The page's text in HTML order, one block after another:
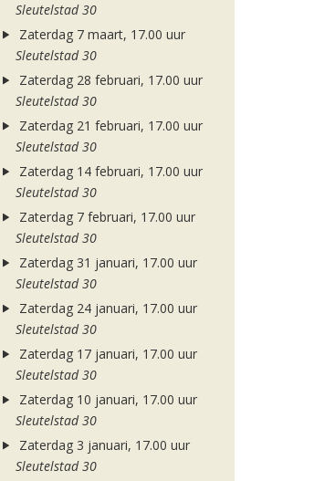
Sleutelstad 30
Zaterdag 7 maart, 17.00 uur
Sleutelstad 30
Zaterdag 28 februari, 17.00 uur
Sleutelstad 30
Zaterdag 21 februari, 17.00 uur
Sleutelstad 30
Zaterdag 14 februari, 17.00 uur
Sleutelstad 30
Zaterdag 7 februari, 17.00 uur
Sleutelstad 30
Zaterdag 31 januari, 17.00 uur
Sleutelstad 30
Zaterdag 24 januari, 17.00 uur
Sleutelstad 30
Zaterdag 17 januari, 17.00 uur
Sleutelstad 30
Zaterdag 10 januari, 17.00 uur
Sleutelstad 30
Zaterdag 3 januari, 17.00 uur
Sleutelstad 30